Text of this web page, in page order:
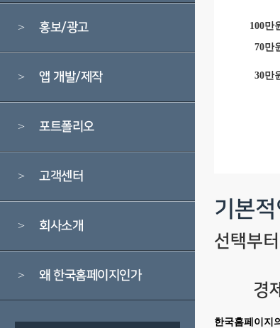
> 홍보/광고
> 앱 개발/제작
> 포트폴리오
> 고객센터
> 회사소개
> 왜 한국홈페이지인가
100만
70만
30만
기본
선택부
경
한국홈페이지